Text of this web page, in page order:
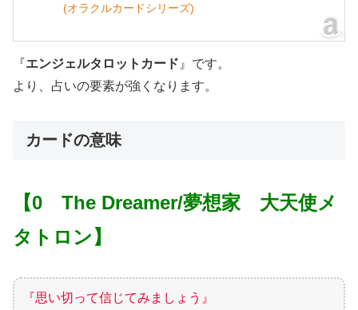
(オラクルカードシリーズ)
『エンジェルタロットカード 』です。
より、占いの要素が強くなります。
カードの意味
【0 The Dreamer/夢想家 大天使メ
タトロン 】
『思い切って信じてみましょう』